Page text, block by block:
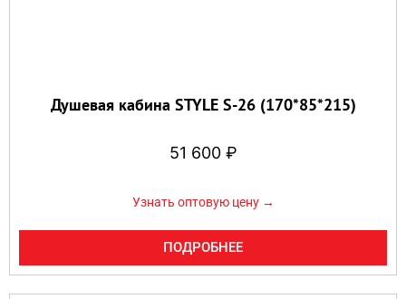
Душевая кабина STYLE S-26 (170*85*215)
51 600 ₽
Узнать оптовую цену →
ПОДРОБНЕЕ